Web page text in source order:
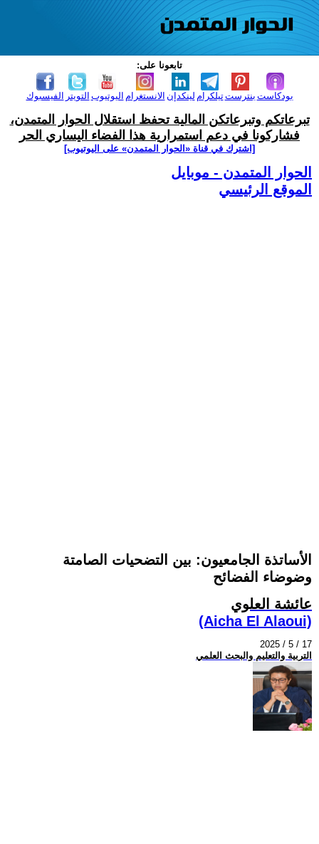
تابعونا على:
الفيسبوك التويتر اليوتيوب الانستغرام لينكدإن تيلكرامبنترست بودكاست
تبرعاتكم وتبرعاتكن المالية تحفظ استقلال الحوار المتمدن،
فشاركونا في دعم استمرارية هذا الفضاء اليساري الحر
[اشترك في قناة ‫«الحوار المتمدن» على اليوتيوب]
الحوار المتمدن - موبايل
الموقع الرئيسي
الأساتذة الجامعيون: بين التضحيات الصامتة
وضوضاء الفضائح
عائشة العلوي
(Aicha El Alaoui)
2025 / 5 / 17
التربية والتعليم والبحث العلمي